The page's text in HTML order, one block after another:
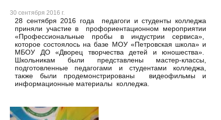
30 сентября 2016 г.
28 сентября 2016 года педагоги и студенты колледжа
приняли участие в профориентационном мероприятии
«Профессиональные пробы в индустрии сервиса»,
которое состоялось на базе МОУ «Петровская школа» и
МБОУ ДО «Дворец творчества детей и юношества».
Школьникам были представлены мастер-классы,
подготовленные педагогами и студентами колледжа,
также были продемонстрированы видеофильмы и
информационные материалы колледжа.